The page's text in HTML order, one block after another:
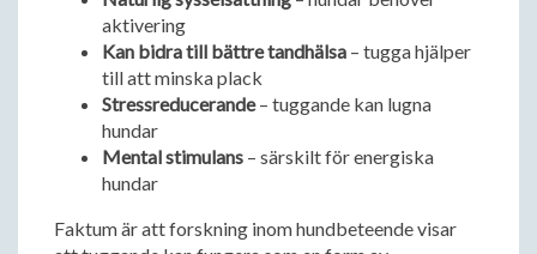
aktivering
Kan bidra till bättre tandhälsa – tugga hjälper
till att minska plack
Stressreducerande– tuggande kan lugna
hundar
Mental stimulans – särskilt för energiska
hundar
Faktum är att forskning inom hundbeteende visar